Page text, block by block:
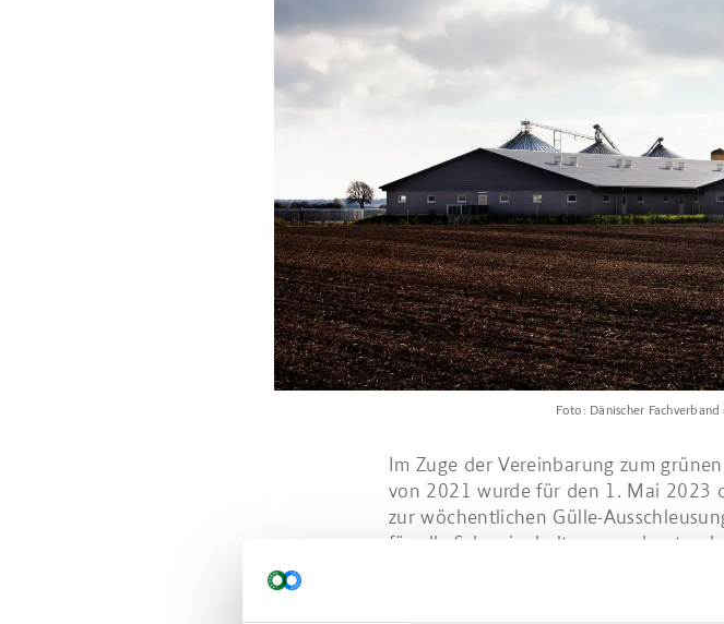
Foto: Dänischer
Im Zuge der Vereinbarung zum
von 2021 wurde für den 1. Mai 2023
zur wöchentlichen Gülle-
für alle Schweinehaltungsneubauten